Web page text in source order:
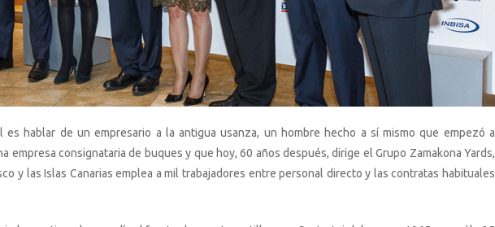
l es hablar de un empresario a la antigua usanza, un hombre hecho a sí mismo que empezó a
empresa consignataria de buques y que hoy, 60 años después, dirige el Grupo Zamakona Yards,
y las Islas Canarias emplea a mil trabajadores entre personal directo y las contratas habituales